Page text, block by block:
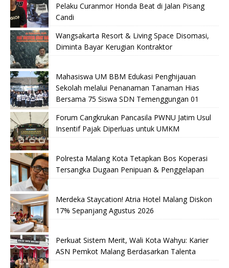
Pelaku Curanmor Honda Beat di Jalan Pisang
Candi
Wangsakarta Resort & Living Space Disomasi,
Diminta Bayar Kerugian Kontraktor
Mahasiswa UM BBM Edukasi Penghijauan
Sekolah melalui Penanaman Tanaman Hias
Bersama 75 Siswa SDN Temenggungan 01
Forum Cangkrukan Pancasila PWNU Jatim Usul
Insentif Pajak Diperluas untuk UMKM
Polresta Malang Kota Tetapkan Bos Koperasi
Tersangka Dugaan Penipuan & Penggelapan
Merdeka Staycation! Atria Hotel Malang Diskon
17% Sepanjang Agustus 2026
Perkuat Sistem Merit, Wali Kota Wahyu: Karier
ASN Pemkot Malang Berdasarkan Talenta